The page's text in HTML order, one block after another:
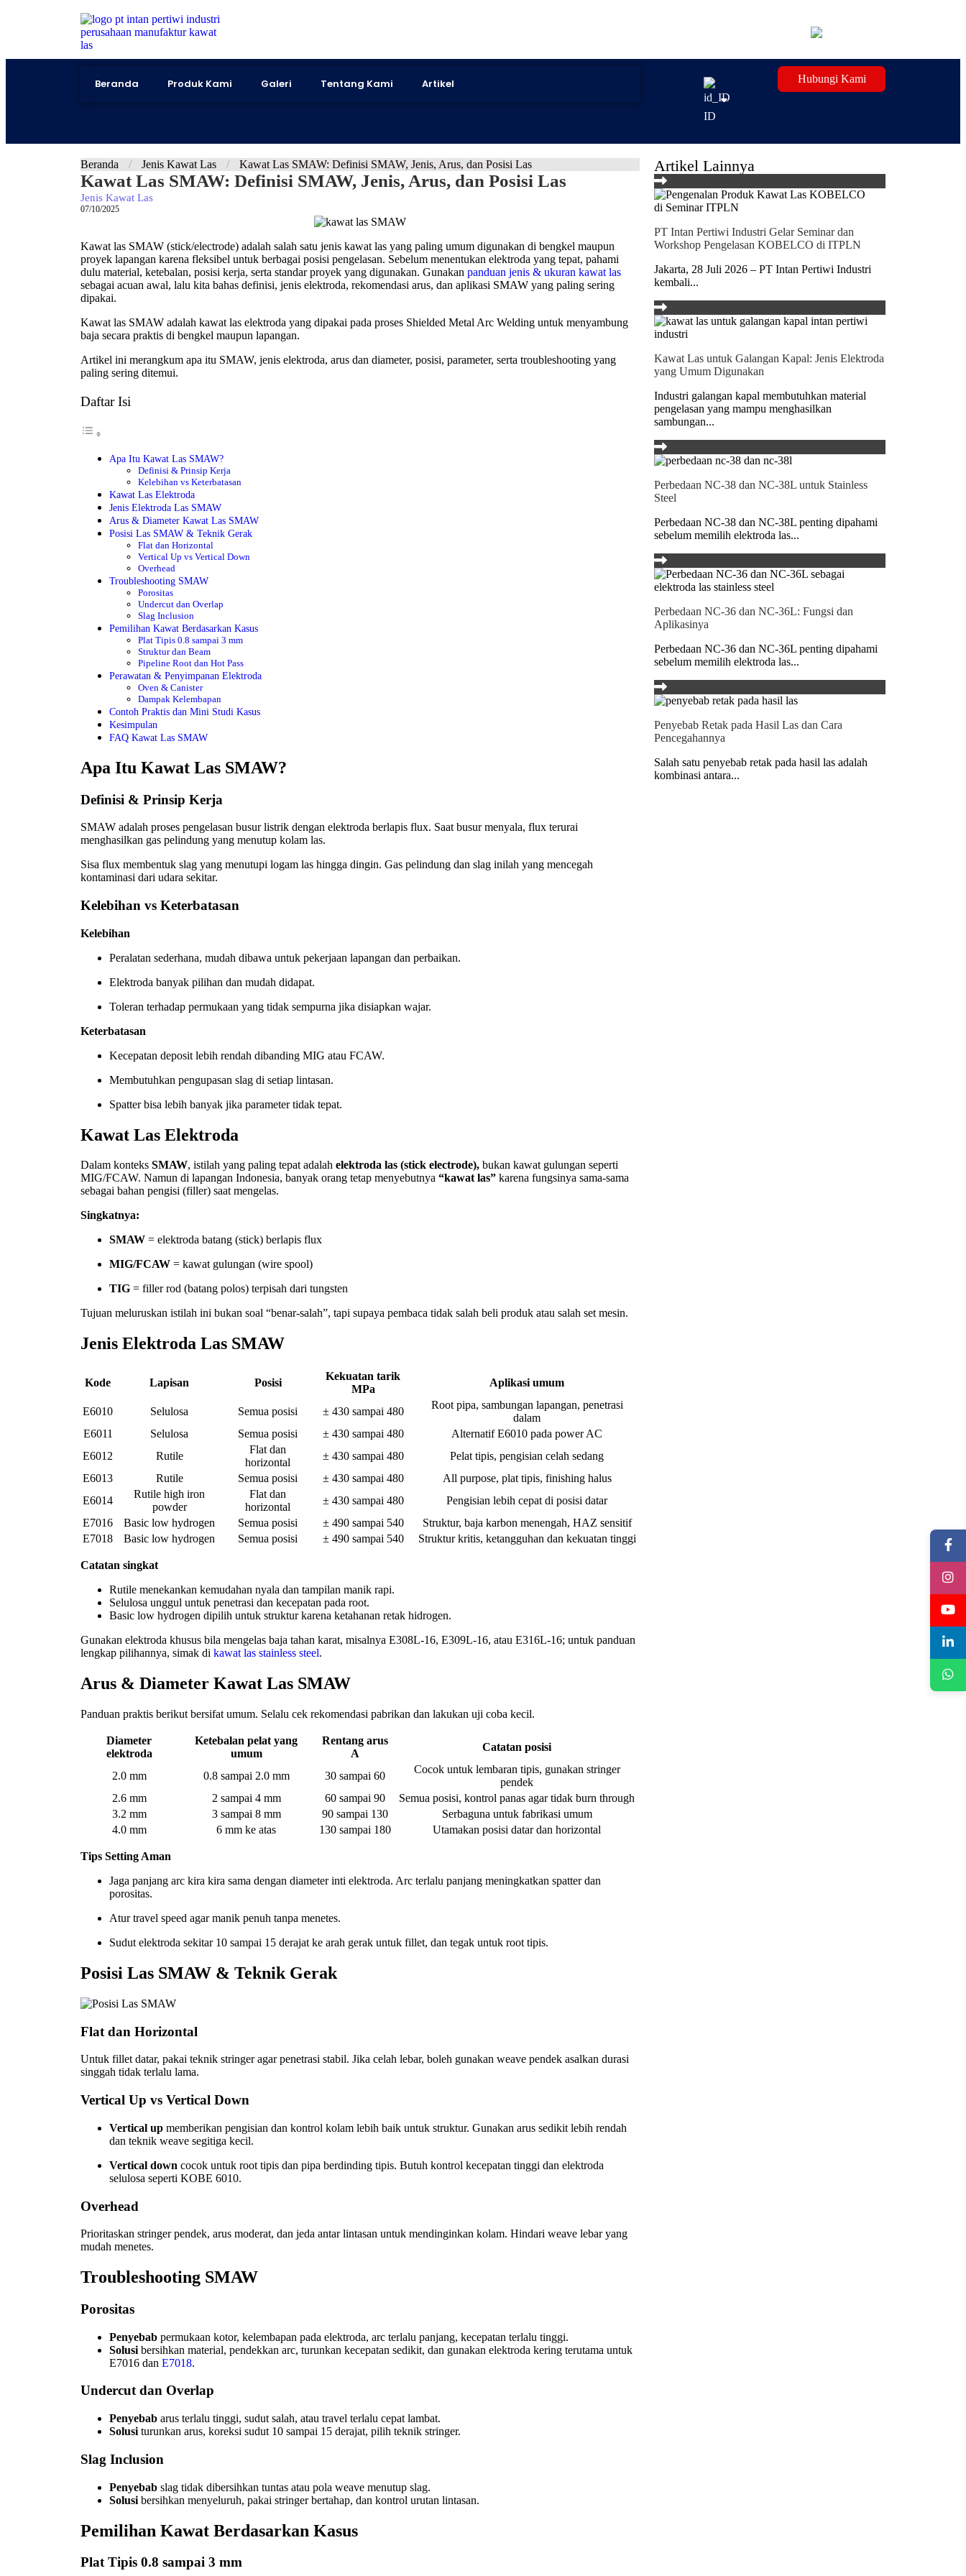
Beranda Produk Kami Galeri Tentang Kami Artikel
ID
Hubungi Kami
Beranda / Jenis Kawat Las / Kawat Las SMAW: Definisi SMAW, Jenis, Arus, dan Posisi Las
Kawat Las SMAW: Definisi SMAW, Jenis, Arus, dan Posisi Las
Jenis Kawat Las
07/10/2025
Kawat las SMAW (stick/electrode) adalah salah satu jenis kawat las yang paling umum digunakan di bengkel maupun
proyek lapangan karena fleksibel untuk berbagai posisi pengelasan. Sebelum menentukan elektroda yang tepat, pahami
dulu material, ketebalan, posisi kerja, serta standar proyek yang digunakan. Gunakan panduan jenis & ukuran kawat las
sebagai acuan awal, lalu kita bahas definisi, jenis elektroda, rekomendasi arus, dan aplikasi SMAW yang paling sering
dipakai.
Kawat las SMAW adalah kawat las elektroda yang dipakai pada proses Shielded Metal Arc Welding untuk menyambung
baja secara praktis di bengkel maupun lapangan.
Artikel ini merangkum apa itu SMAW, jenis elektroda, arus dan diameter, posisi, parameter, serta troubleshooting yang
paling sering ditemui.
Daftar Isi
Apa Itu Kawat Las SMAW?
Definisi & Prinsip Kerja
Kelebihan vs Keterbatasan
Kawat Las Elektroda
Jenis Elektroda Las SMAW
Arus & Diameter Kawat Las SMAW
Posisi Las SMAW & Teknik Gerak
Flat dan Horizontal
Vertical Up vs Vertical Down
Overhead
Troubleshooting SMAW
Porositas
Undercut dan Overlap
Slag Inclusion
Pemilihan Kawat Berdasarkan Kasus
Plat Tipis 0.8 sampai 3 mm
Struktur dan Beam
Pipeline Root dan Hot Pass
Perawatan & Penyimpanan Elektroda
Oven & Canister
Dampak Kelembapan
Contoh Praktis dan Mini Studi Kasus
Kesimpulan
FAQ Kawat Las SMAW
Apa Itu Kawat Las SMAW?
Definisi & Prinsip Kerja
SMAW adalah proses pengelasan busur listrik dengan elektroda berlapis flux. Saat busur menyala, flux terurai
menghasilkan gas pelindung yang menutup kolam las.
Sisa flux membentuk slag yang menutupi logam las hingga dingin. Gas pelindung dan slag inilah yang mencegah
kontaminasi dari udara sekitar.
Kelebihan vs Keterbatasan
Kelebihan
Peralatan sederhana, mudah dibawa untuk pekerjaan lapangan dan perbaikan.
Elektroda banyak pilihan dan mudah didapat.
Toleran terhadap permukaan yang tidak sempurna jika disiapkan wajar.
Keterbatasan
Kecepatan deposit lebih rendah dibanding MIG atau FCAW.
Membutuhkan pengupasan slag di setiap lintasan.
Spatter bisa lebih banyak jika parameter tidak tepat.
Kawat Las Elektroda
Dalam konteks SMAW, istilah yang paling tepat adalah elektroda las (stick electrode), bukan kawat gulungan seperti
MIG/FCAW. Namun di lapangan Indonesia, banyak orang tetap menyebutnya “kawat las” karena fungsinya sama-sama
sebagai bahan pengisi (filler) saat mengelas.
Singkatnya:
SMAW = elektroda batang (stick) berlapis flux
MIG/FCAW = kawat gulungan (wire spool)
TIG = filler rod (batang polos) terpisah dari tungsten
Tujuan meluruskan istilah ini bukan soal “benar-salah”, tapi supaya pembaca tidak salah beli produk atau salah set mesin.
Jenis Elektroda Las SMAW
Kode Lapisan Posisi
Kekuatan tarik
MPa
Aplikasi umum
E6010 Selulosa Semua posisi ± 430 sampai 480
Root pipa, sambungan lapangan, penetrasi
dalam
E6011
Selulosa Semua posisi ± 430 sampai 480
Alternatif E6010 pada power AC
E6012
Rutile
Flat dan
horizontal
± 430 sampai 480
Pelat tipis, pengisian celah sedang
E6013
Rutile Semua posisi ± 430 sampai 480
All purpose, plat tipis, finishing halus
E6014
Rutile high iron
powder
Flat dan
horizontal
± 430 sampai 480
Pengisian lebih cepat di posisi datar
E7016
Basic low hydrogen Semua posisi ± 490 sampai 540
Struktur, baja karbon menengah, HAZ sensitif
E7018
Basic low hydrogen Semua posisi ± 490 sampai 540 Struktur kritis, ketangguhan dan kekuatan tinggi
Catatan singkat
Rutile menekankan kemudahan nyala dan tampilan manik rapi.
Selulosa unggul untuk penetrasi dan kecepatan pada root.
Basic low hydrogen dipilih untuk struktur karena ketahanan retak hidrogen.
Gunakan elektroda khusus bila mengelas baja tahan karat, misalnya E308L-16, E309L-16, atau E316L-16; untuk panduan
lengkap pilihannya, simak di kawat las stainless steel.
Arus & Diameter Kawat Las SMAW
Panduan praktis berikut bersifat umum. Selalu cek rekomendasi pabrikan dan lakukan uji coba kecil.
Diameter
elektroda
Ketebalan pelat yang
umum
Rentang arus
A
Catatan posisi
2.0 mm 0.8 sampai 2.0 mm 30 sampai 60
Cocok untuk lembaran tipis, gunakan stringer
pendek
2.6 mm
2 sampai 4 mm 60 sampai 90
Semua posisi, kontrol panas agar tidak burn through
3.2 mm
3 sampai 8 mm 90 sampai 130
Serbaguna untuk fabrikasi umum
4.0 mm
6 mm ke atas 130 sampai 180 Utamakan posisi datar dan horizontal
Tips Setting Aman
Jaga panjang arc kira kira sama dengan diameter inti elektroda. Arc terlalu panjang meningkatkan spatter dan
porositas.
Atur travel speed agar manik penuh tanpa menetes.
Sudut elektroda sekitar 10 sampai 15 derajat ke arah gerak untuk fillet, dan tegak untuk root tipis.
Posisi Las SMAW & Teknik Gerak
Flat dan Horizontal
Untuk fillet datar, pakai teknik stringer agar penetrasi stabil. Jika celah lebar, boleh gunakan weave pendek asalkan durasi
singgah tidak terlalu lama.
Vertical Up vs Vertical Down
Vertical up memberikan pengisian dan kontrol kolam lebih baik untuk struktur. Gunakan arus sedikit lebih rendah
dan teknik weave segitiga kecil.
Vertical down cocok untuk root tipis dan pipa berdinding tipis. Butuh kontrol kecepatan tinggi dan elektroda
selulosa seperti KOBE 6010.
Overhead
Prioritaskan stringer pendek, arus moderat, dan jeda antar lintasan untuk mendinginkan kolam. Hindari weave lebar yang
mudah menetes.
Troubleshooting SMAW
Porositas
Penyebab permukaan kotor, kelembapan pada elektroda, arc terlalu panjang, kecepatan terlalu tinggi.
Solusi bersihkan material, pendekkan arc, turunkan kecepatan sedikit, dan gunakan elektroda kering terutama untuk
E7016 dan E7018.
Undercut dan Overlap
Penyebab arus terlalu tinggi, sudut salah, atau travel terlalu cepat lambat.
Solusi turunkan arus, koreksi sudut 10 sampai 15 derajat, pilih teknik stringer.
Slag Inclusion
Penyebab slag tidak dibersihkan tuntas atau pola weave menutup slag.
Solusi bersihkan menyeluruh, pakai stringer bertahap, dan kontrol urutan lintasan.
Pemilihan Kawat Berdasarkan Kasus
Plat Tipis 0.8 sampai 3 mm
Artikel Lainnya
PT Intan Pertiwi Industri Gelar Seminar dan
Workshop Pengelasan KOBELCO di ITPLN
Jakarta, 28 Juli 2026 – PT Intan Pertiwi Industri
kembali...
Kawat Las untuk Galangan Kapal: Jenis Elektroda
yang Umum Digunakan
Industri galangan kapal membutuhkan material
pengelasan yang mampu menghasilkan
sambungan...
Perbedaan NC-38 dan NC-38L untuk Stainless
Steel
Perbedaan NC-38 dan NC-38L penting dipahami
sebelum memilih elektroda las...
Perbedaan NC-36 dan NC-36L: Fungsi dan
Aplikasinya
Perbedaan NC-36 dan NC-36L penting dipahami
sebelum memilih elektroda las...
Penyebab Retak pada Hasil Las dan Cara
Pencegahannya
Salah satu penyebab retak pada hasil las adalah
kombinasi antara...